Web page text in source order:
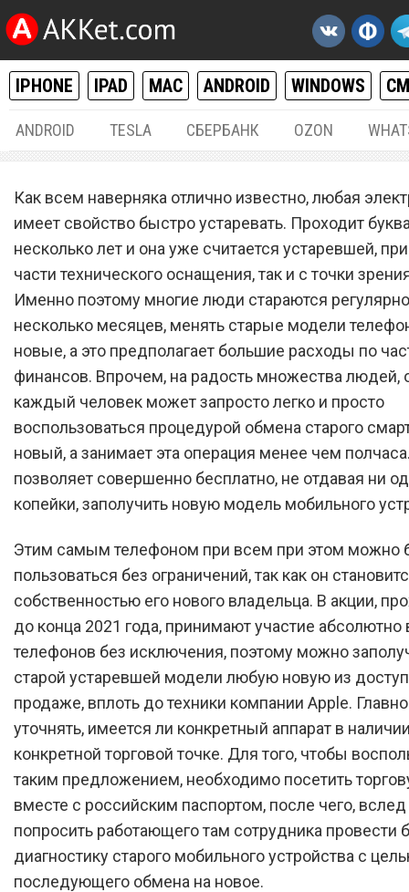
IPHONE IPAD MAC ANDROID WINDOWS
ANDROID TESLA СБЕРБАНК OZON
«МегаФон» и «МТС»
совершенно бесплатный
старых смартфонов на
модели
Как всем наверняка отлично известно, любая
имеет свойство быстро устаревать. Проходит
несколько лет и она уже считается устаревшей,
части технического оснащения, так и с точки
Именно поэтому многие люди стараются
несколько месяцев, менять старые модели
новые, а это предполагает большие расходы по
финансов. Впрочем, на радость множества людей,
каждый человек может запросто легко и просто
воспользоваться процедурой обмена старого
новый, а занимает эта операция менее чем
позволяет совершенно бесплатно, не отдавая ни
копейки, заполучить новую модель мобильного
Этим самым телефоном при всем при этом можно
пользоваться без ограничений, так как он
собственностью его нового владельца. В акции,
до конца 2021 года, принимают участие
телефонов без исключения, поэтому можно
старой устаревшей модели любую новую из
продаже, вплоть до техники компании Apple.
уточнять, имеется ли конкретный аппарат в
конкретной торговой точке. Для того, чтобы
таким предложением, необходимо посетить
вместе с российским паспортом, после чего,
попросить работающего там сотрудника провести
диагностику старого мобильного устройства с
последующего обмена на новое.